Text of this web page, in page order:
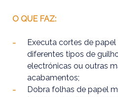
O QUE FAZ:
Executa cortes de
diferentes tipos de
electrónicas ou outras
acabamentos;
Dobra folhas de papel